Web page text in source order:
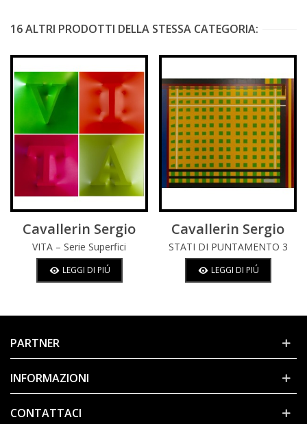
16 ALTRI PRODOTTI DELLA STESSA CATEGORIA:
Cavallerin Sergio
VITA – Serie Superfici
Dinamiche
LEGGI DI PIÚ
Cavallerin Sergio
STATI DI PUNTAMENTO 3
LEGGI DI PIÚ
PARTNER
INFORMAZIONI
CONTATTACI